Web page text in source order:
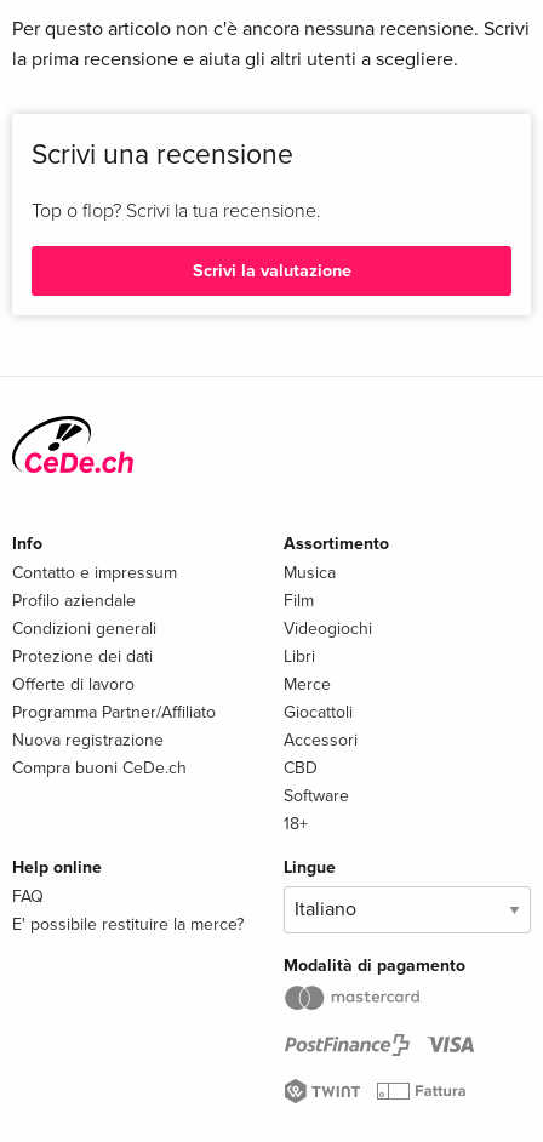
Per questo articolo non c'è ancora nessuna recensione. Scrivi
la prima recensione e aiuta gli altri utenti a scegliere.
Scrivi una recensione
Top o flop? Scrivi la tua recensione.
Scrivi la valutazione
Info
Contatto e impressum
Profilo aziendale
Condizioni generali
Protezione dei dati
Offerte di lavoro
Programma Partner/Affiliato
Nuova registrazione
Compra buoni CeDe.ch
Assortimento
Musica
Film
Videogiochi
Libri
Merce
Giocattoli
Accessori
CBD
Software
18+
Help online
FAQ
E' possibile restituire la merce?
Lingue
Modalità di pagamento